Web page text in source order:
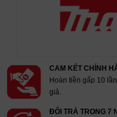
CAM KẾT CHÍNH
Hoàn tiền gấp 10
giả.
ĐỔI TRẢ TRONG 7